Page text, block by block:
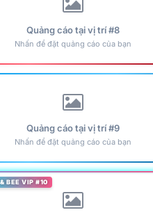
Quảng cáo tại vị trí #8
Nhấn để đặt quảng cáo của bạn
Quảng cáo tại vị trí #9
Nhấn để đặt quảng cáo của bạn
BEE VIP #10